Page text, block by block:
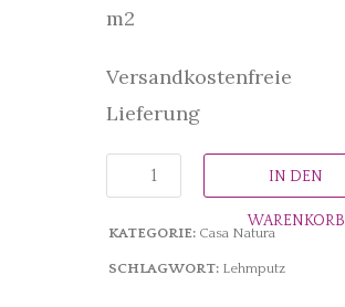
m2
Versandkostenfreie
Lieferung
IN DEN
WARENKORB
KATEGORIE: Casa Natura
SCHLAGWORT: Lehmputz